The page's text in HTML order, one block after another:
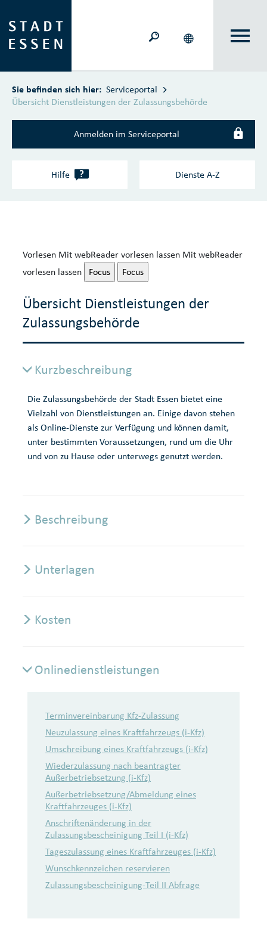
Sie befinden sich hier: Serviceportal
Übersicht Dienstleistungen der Zulassungsbehörde
Anmelden im Serviceportal
Hilfe ? Dienste A‑Z
Vorlesen Mit webReader vorlesen lassen Mit webReader
vorlesen lassen
Focus Focus
Übersicht Dienstleistungen der
Zulassungsbehörde
Kurzbeschreibung
Die Zulassungsbehörde der Stadt Essen bietet eine
Vielzahl von Dienstleistungen an. Einige davon stehen
als Online-Dienste zur Verfügung und können damit,
unter bestimmten Voraussetzungen, rund um die Uhr
und von zu Hause oder unterwegs genutzt werden.
Beschreibung
Unterlagen
Kosten
Onlinedienstleistungen
Onlinedienstleistungen
Terminvereinbarung Kfz-Zulassung
Neuzulassung eines Kraftfahrzeugs (i-Kfz)
Umschreibung eines Kraftfahrzeugs (i-Kfz)
Wiederzulassung nach beantragter
Außerbetriebsetzung (i-Kfz)
Außerbetriebsetzung/Abmeldung eines
Kraftfahrzeuges (i-Kfz)
Anschriftenänderung in der
Zulassungsbescheinigung Teil I (i-Kfz)
Tageszulassung eines Kraftfahrzeuges (i-Kfz)
Wunschkennzeichen reservieren
Zulassungsbescheinigung-Teil II Abfrage